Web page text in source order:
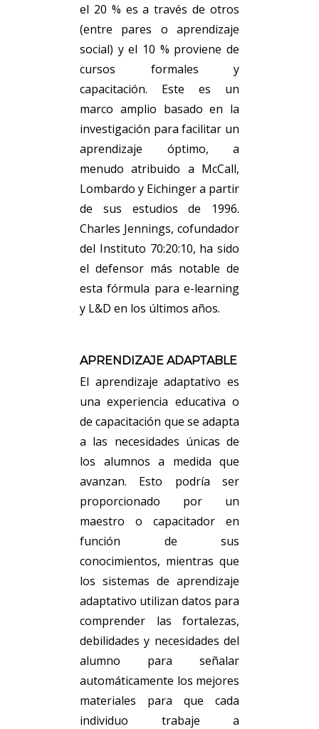
el 20 % es a través de otros
(entre pares o aprendizaje
social) y el 10 % proviene de
cursos formales y
capacitación. Este es un
marco amplio basado en la
investigación para facilitar un
aprendizaje óptimo, a
menudo atribuido a McCall,
Lombardo y Eichinger a partir
de sus estudios de 1996.
Charles Jennings, cofundador
del Instituto 70:20:10, ha sido
el defensor más notable de
esta fórmula para e-learning
y L&D en los últimos años.
APRENDIZAJE ADAPTABLE
El aprendizaje adaptativo es
una experiencia educativa o
de capacitación que se adapta
a las necesidades únicas de
los alumnos a medida que
avanzan. Esto podría ser
proporcionado por un
maestro o capacitador en
función de sus
conocimientos, mientras que
los sistemas de aprendizaje
adaptativo utilizan datos para
comprender las fortalezas,
debilidades y necesidades del
alumno para señalar
automáticamente los mejores
materiales para que cada
individuo trabaje a